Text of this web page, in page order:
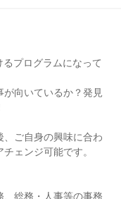
プログラムになって
向いているか？発見
、ご自身の興味に合わ
ェンジ可能です。
、総務・人事等の事務